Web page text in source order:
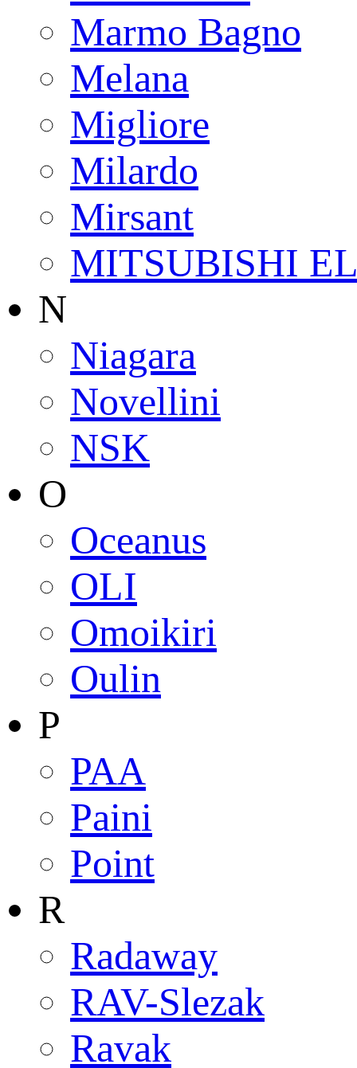
Marmo Bagno
Melana
Migliore
Milardo
Mirsant
MITSUBISHI
N
Niagara
Novellini
NSK
O
Oceanus
OLI
Omoikiri
Oulin
P
PAA
Paini
Point
R
Radaway
RAV-Slezak
Ravak